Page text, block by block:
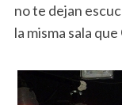
no te dejan
la misma sala que